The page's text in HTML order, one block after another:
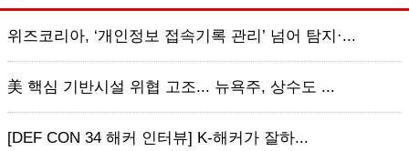
위즈코리아, ‘개인정보 접속기록 관리’ 넘어 탐지·...
美 핵심 기반시설 위협 고조... 뉴욕주, 상수도 ...
[DEF CON 34 해커 인터뷰] K-해커가 잘하...